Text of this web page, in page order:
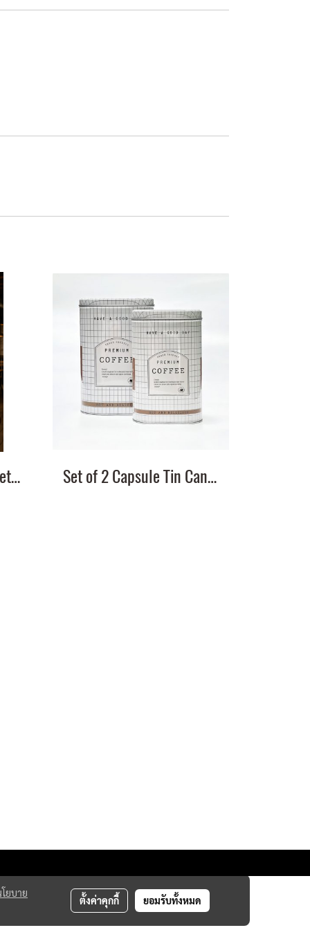
FARM FRESH DAIRY, Metal Wall Décor Set of 2 Capsule Tin Canister
ยบาย
ตั้งค่าคุกกี้ ยอมรับทั้งหมด